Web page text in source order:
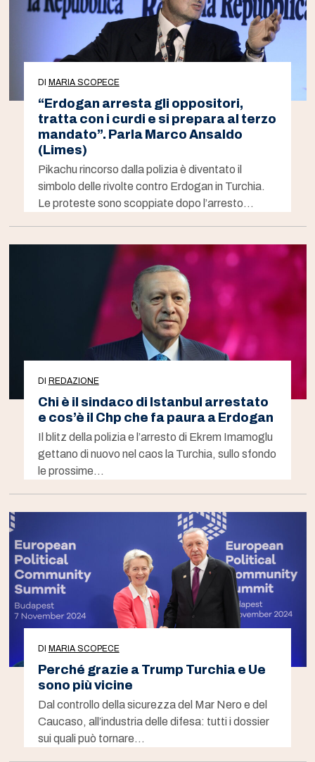
DI MARIA SCOPECE
“Erdogan arresta gli oppositori,
tratta con i curdi e si prepara al terzo
mandato”. Parla Marco Ansaldo
(Limes)
Pikachu rincorso dalla polizia è diventato il
simbolo delle rivolte contro Erdogan in Turchia.
Le proteste sono scoppiate dopo l’arresto…
DI REDAZIONE
Chi è il sindaco di Istanbul arrestato
e cos’è il Chp che fa paura a Erdogan
Il blitz della polizia e l’arresto di Ekrem Imamoglu
gettano di nuovo nel caos la Turchia, sullo sfondo
le prossime…
DI MARIA SCOPECE
Perché grazie a Trump Turchia e Ue
sono più vicine
Dal controllo della sicurezza del Mar Nero e del
Caucaso, all’industria delle difesa: tutti i dossier
sui quali può tornare…